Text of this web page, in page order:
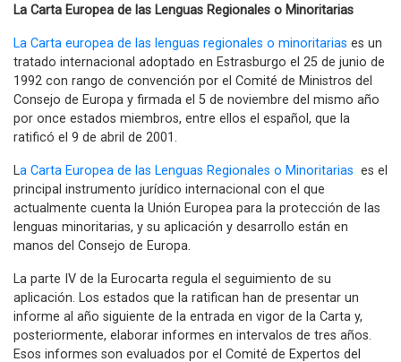
La Carta Europea de las Lenguas Regionales o Minoritarias
La Carta europea de las lenguas regionales o minoritarias es un
tratado internacional adoptado en Estrasburgo el 25 de junio de
1992 con rango de convención por el Comité de Ministros del
Consejo de Europa y firmada el 5 de noviembre del mismo año
por once estados miembros, entre ellos el español, que la
ratificó el 9 de abril de 2001.
La Carta Europea de las Lenguas Regionales o Minoritarias es el
principal instrumento jurídico internacional con el que
actualmente cuenta la Unión Europea para la protección de las
lenguas minoritarias, y su aplicación y desarrollo están en
manos del Consejo de Europa.
La parte IV de la Eurocarta regula el seguimiento de su
aplicación. Los estados que la ratifican han de presentar un
informe al año siguiente de la entrada en vigor de la Carta y,
posteriormente, elaborar informes en intervalos de tres años.
Esos informes son evaluados por el Comité de Expertos del